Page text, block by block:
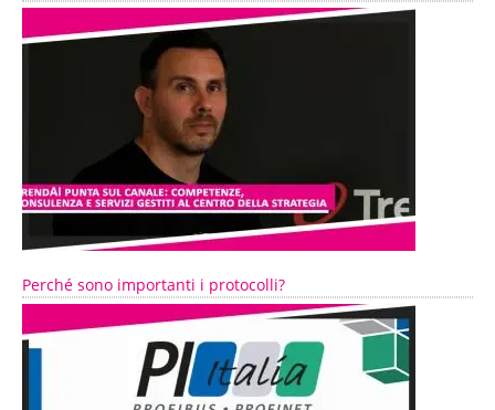
Perché sono importanti i protocolli?